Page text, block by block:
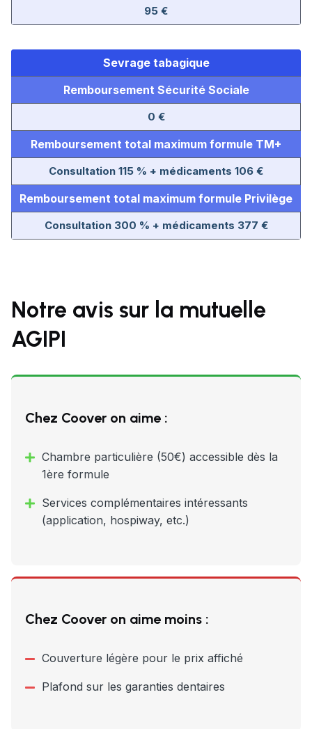
95 €
Sevrage tabagique
Remboursement Sécurité Sociale
0 €
Remboursement total maximum formule TM+
Consultation 115 % + médicaments 106 €
Remboursement total maximum formule Privilège
Consultation 300 % + médicaments 377 €
Notre avis sur la mutuelle
AGIPI
Chez Coover on aime :
Chambre particulière (50€) accessible dès la
1ère formule
Services complémentaires intéressants
(application, hospiway, etc.)
Chez Coover on aime moins :
Couverture légère pour le prix affiché
Plafond sur les garanties dentaires